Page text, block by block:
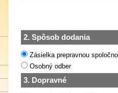
2. Spôsob dodania
Zásielka prepravnou
Osobný odber
3. Dopravné